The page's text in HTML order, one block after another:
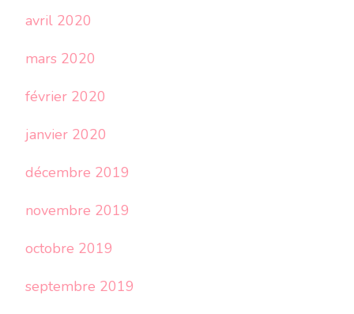
avril 2020
mars 2020
février 2020
janvier 2020
décembre 2019
novembre 2019
octobre 2019
septembre 2019